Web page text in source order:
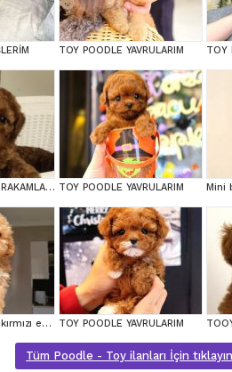
TOY POODLE YAVRULARIM TOY
İNANİLMAZ GUZEL RAKAMLARA GERÇEK TOY YAVRULAR TOY POODLE YAVRULARIM
Mini boy puppy kıpkırmızı ev üretimi TOOY POODLE TOY POODLE YAVRULARIM
Tüm Poodle - Toy ilanları İçin